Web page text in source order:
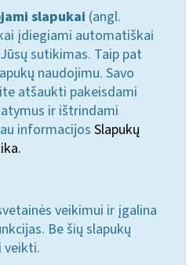
slapukai (angl.
įdiegiami automatiškai
sutikimas. Taip pat
naudojimu. Savo
atšaukti pakeisdami
ir ištrindami
informacijos Slapukų
veikimui ir įgalina
Be šių slapukų
veikti.